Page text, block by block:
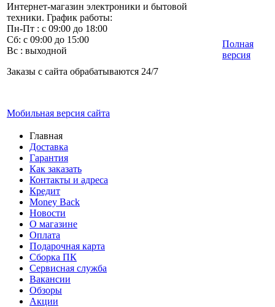
Интернет-магазин электроники и бытовой
техники. График работы:
Пн-Пт : с 09:00 до 18:00
Сб: с 09:00 до 15:00
Вс : выходной
Заказы с сайта обрабатываются 24/7
Мобильная версия сайта
Полная
версия
Главная
Доставка
Гарантия
Как заказать
Контакты и адреса
Кредит
Money Back
Новости
О магазине
Оплата
Подарочная карта
Сборка ПК
Сервисная служба
Вакансии
Обзоры
Акции